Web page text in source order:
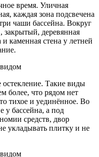
время. Уличная
каждая зона подсвечена
чаши бассейна. Вокруг
деревянная
каменная стена у летней
Такие виды
более, что рядом нет
тихое и уединённое. Во
у бассейна, а под
средств, двор
укладывать плитку и не